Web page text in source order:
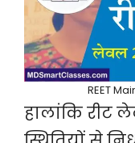
REET
हालांकि